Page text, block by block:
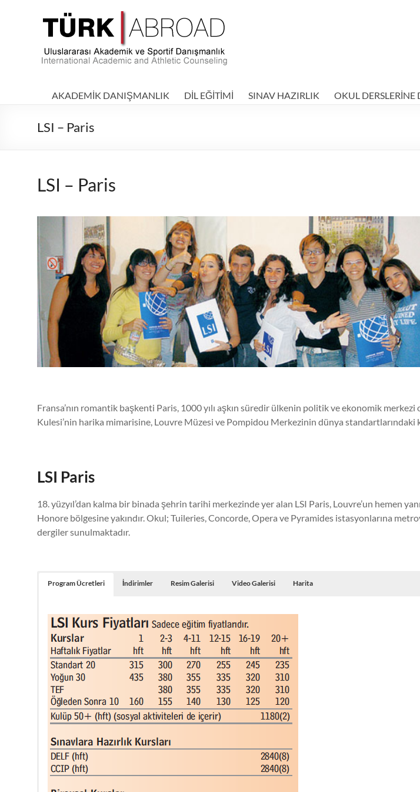
TÜRKABROAD
Uluslararası
Akademik
Sportif
–
Academic
and
Athletic
Counseling
Uluslararası
Akademik
ve
Sportif
Academic
and
AKADEMİK DANIŞMANLIK DİL EĞİTİMİ SINAV HAZIRLIK OKUL DERSLERİNE
LSI – Paris
LSI – Paris
Fransa’nın romantik başkenti Paris, 1000 yılı aşkın süredir ülkenin politik ve ekonomik
Kulesi’nin harika mimarisine, Louvre Müzesi ve Pompidou Merkezinin dünya standartlarındaki
LSI Paris
18. yüzyıl’dan kalma bir binada şehrin tarihi merkezinde yer alan LSI Paris, Louvre’un hemen
Honore bölgesine yakındır. Okul; Tuileries, Concorde, Opera ve Pyramides istasyonlarına
dergiler sunulmaktadır.
Program Ücretleri İndirimler Resim Galerisi Video Galerisi Harita